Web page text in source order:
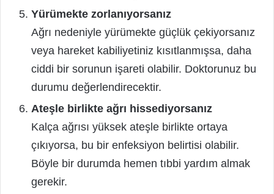
Yürümekte zorlanıyorsanız
Ağrı nedeniyle yürümekte güçlük çekiyorsanız
veya hareket kabiliyetiniz kısıtlanmışsa, daha
ciddi bir sorunun işareti olabilir. Doktorunuz bu
durumu değerlendirecektir.
Ateşle birlikte ağrı hissediyorsanız
Kalça ağrısı yüksek ateşle birlikte ortaya
çıkıyorsa, bu bir enfeksiyon belirtisi olabilir.
Böyle bir durumda hemen tıbbi yardım almak
gerekir.